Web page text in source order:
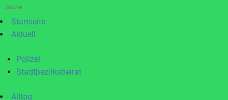
Suche
nach:Startseite
Aktuell
Polizei
Stadtbezirksbeirat
Alltag